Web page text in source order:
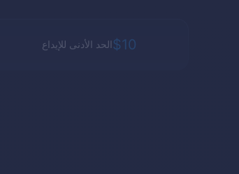
$10الحد الأدنى للإيداع